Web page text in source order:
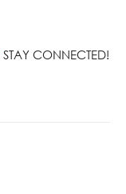
STAY CONNECTED!